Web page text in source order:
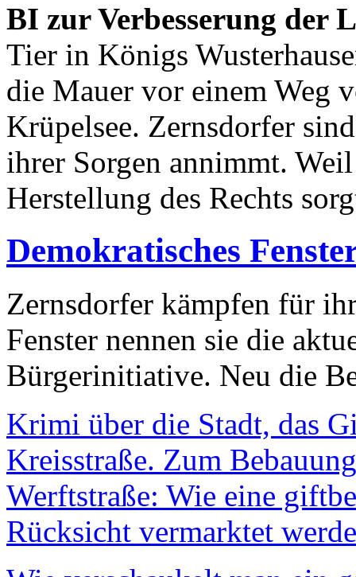
BI zur Verbesserung der
Tier in Königs
die Mauer vor einem Weg
Krüpelsee. Zernsdorfer
ihrer Sorgen annimmt.
Herstellung des Rechts
Demokratisches
Zernsdorfer kämpfen für
Fenster nennen sie die
Bürgerinitiative. Neu die
Krimi über die Stadt, das
Kreisstraße. Zum
Werftstraße: Wie eine
Rücksicht vermarktet